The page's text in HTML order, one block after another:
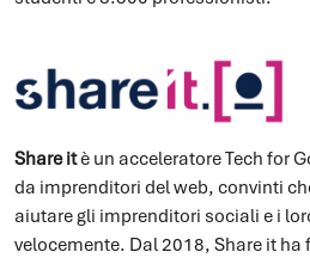
Share itè un acceleratore Tech for
da imprenditori del web, convinti
aiutare gli imprenditori sociali e i
velocemente. Dal 2018, Share it